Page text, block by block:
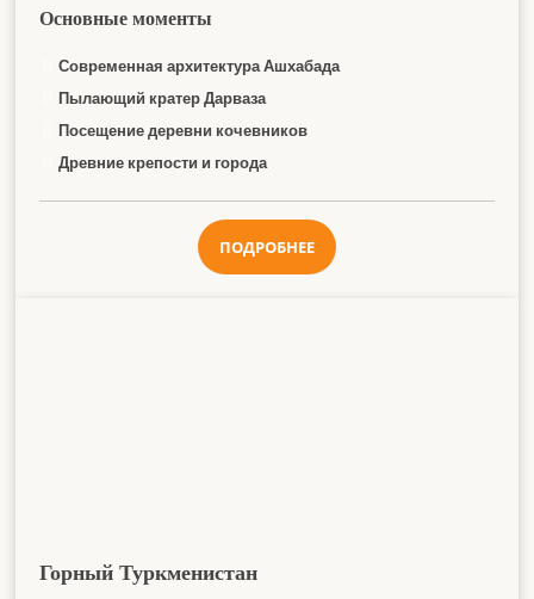
Основные моменты
Современная архитектура Ашхабада
Пылающий кратер Дарваза
Посещение деревни кочевников
Древние крепости и города
ПОДРОБНЕЕ
Горный Туркменистан